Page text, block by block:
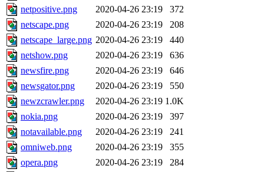
netpositive.png
2020-04-26 23:19
372
netscape.png
2020-04-26 23:19
208
netscape_large.png 2020-04-26 23:19
440
netshow.png
2020-04-26 23:19
636
newsfire.png
2020-04-26 23:19
646
newsgator.png
2020-04-26 23:19
550
newzcrawler.png
2020-04-26 23:19 1.0K
nokia.png
2020-04-26 23:19
397
notavailable.png
2020-04-26 23:19
241
omniweb.png
2020-04-26 23:19
355
opera.png
2020-04-26 23:19
284